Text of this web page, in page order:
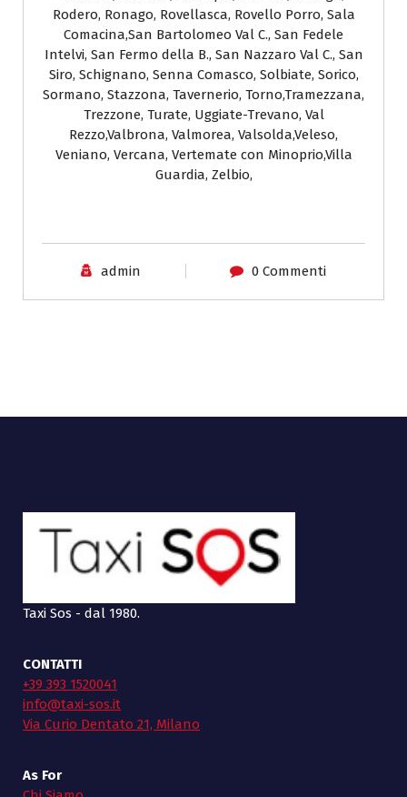
Rodero, Ronago, Rovellasca, Rovello Porro, Sala
Comacina,San Bartolomeo Val C., San Fedele
Intelvi, San Fermo della B., San Nazzaro Val C., San
Siro, Schignano, Senna Comasco, Solbiate, Sorico,
Sormano, Stazzona, Tavernerio, Torno,Tramezzana,
Trezzone, Turate, Uggiate-Trevano, Val
Rezzo,Valbrona, Valmorea, Valsolda,Veleso,
Veniano, Vercana, Vertemate con Minoprio,Villa
Guardia, Zelbio,
admin 0 Commenti
Taxi Sos - dal 1980.
CONTATTI
+39 393 1520041
info@taxi-sos.it
Via Curio Dentato 21, Milano
As For